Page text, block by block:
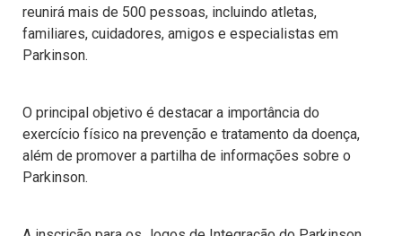
reunirá mais de 500 pessoas, incluindo atletas,
familiares, cuidadores, amigos e especialistas em
Parkinson.
O principal objetivo é destacar a importância do
exercício físico na prevenção e tratamento da doença,
além de promover a partilha de informações sobre o
Parkinson.